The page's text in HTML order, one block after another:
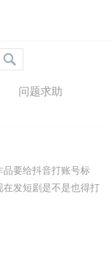
问题求助
要给抖音打账号标
发短剧是不是也得打